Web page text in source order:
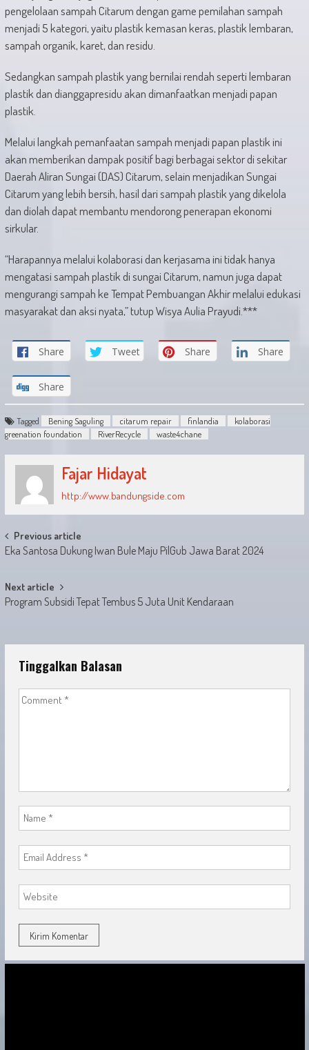
pengelolaan sampah Citarum dengan game pemilahan sampah
menjadi 5 kategori, yaitu plastik kemasan keras, plastik lembaran,
sampah organik, karet, dan residu.
Sedangkan sampah plastik yang bernilai rendah seperti lembaran
plastik dan dianggapresidu akan dimanfaatkan menjadi papan
plastik.
Melalui langkah pemanfaatan sampah menjadi papan plastik ini
akan memberikan dampak positif bagi berbagai sektor di sekitar
Daerah Aliran Sungai (DAS) Citarum, selain menjadikan Sungai
Citarum yang lebih bersih, hasil dari sampah plastik yang dikelola
dan diolah dapat membantu mendorong penerapan ekonomi
sirkular.
“Harapannya melalui kolaborasi dan kerjasama ini tidak hanya
mengatasi sampah plastik di sungai Citarum, namun juga dapat
mengurangi sampah ke Tempat Pembuangan Akhir melalui edukasi
masyarakat dan aksi nyata,” tutup Wisya Aulia Prayudi.***
Share Tweet Share Share
Share
Tagged Bening Saguling citarum repair finlandia
kolaborasi
greenation foundation
RiverRecycle waste4chane
Fajar Hidayat
http://www.bandungside.com
Post
navigation
Previous article
Eka Santosa Dukung Iwan Bule Maju PilGub Jawa Barat 2024
Next article
Program Subsidi Tepat Tembus 5 Juta Unit Kendaraan
Tinggalkan Balasan